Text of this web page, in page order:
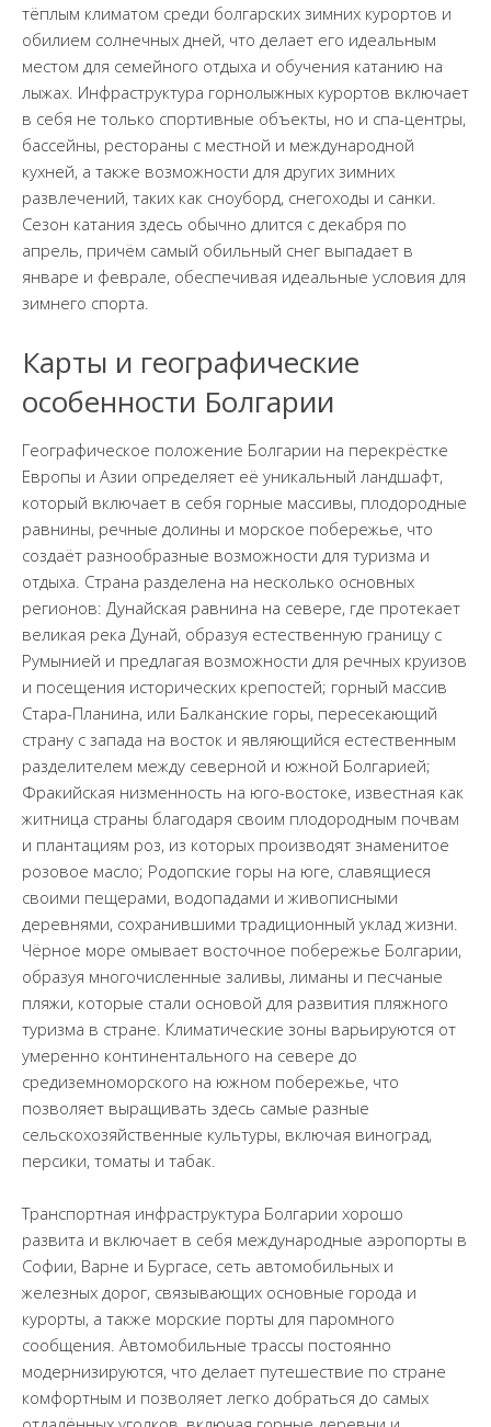
тёплым климатом среди болгарских зимних курортов и
обилием солнечных дней, что делает его идеальным
местом для семейного отдыха и обучения катанию на
лыжах. Инфраструктура горнолыжных курортов включает
в себя не только спортивные объекты, но и спа-центры,
бассейны, рестораны с местной и международной
кухней, а также возможности для других зимних
развлечений, таких как сноуборд, снегоходы и санки.
Сезон катания здесь обычно длится с декабря по
апрель, причём самый обильный снег выпадает в
январе и феврале, обеспечивая идеальные условия для
зимнего спорта.
Карты и географические
особенности Болгарии
Географическое положение Болгарии на перекрёстке
Европы и Азии определяет её уникальный ландшафт,
который включает в себя горные массивы, плодородные
равнины, речные долины и морское побережье, что
создаёт разнообразные возможности для туризма и
отдыха. Страна разделена на несколько основных
регионов: Дунайская равнина на севере, где протекает
великая река Дунай, образуя естественную границу с
Румынией и предлагая возможности для речных круизов
и посещения исторических крепостей; горный массив
Стара-Планина, или Балканские горы, пересекающий
страну с запада на восток и являющийся естественным
разделителем между северной и южной Болгарией;
Фракийская низменность на юго-востоке, известная как
житница страны благодаря своим плодородным почвам
и плантациям роз, из которых производят знаменитое
розовое масло; Родопские горы на юге, славящиеся
своими пещерами, водопадами и живописными
деревнями, сохранившими традиционный уклад жизни.
Чёрное море омывает восточное побережье Болгарии,
образуя многочисленные заливы, лиманы и песчаные
пляжи, которые стали основой для развития пляжного
туризма в стране. Климатические зоны варьируются от
умеренно континентального на севере до
средиземноморского на южном побережье, что
позволяет выращивать здесь самые разные
сельскохозяйственные культуры, включая виноград,
персики, томаты и табак.
Транспортная инфраструктура Болгарии хорошо
развита и включает в себя международные аэропорты в
Софии, Варне и Бургасе, сеть автомобильных и
железных дорог, связывающих основные города и
курорты, а также морские порты для паромного
сообщения. Автомобильные трассы постоянно
модернизируются, что делает путешествие по стране
комфортным и позволяет легко добраться до самых